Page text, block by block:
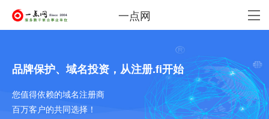
一点网
品牌保护、域名投资，从注册.fi开始
您值得依赖的域名注册商
百万客户的共同选择！